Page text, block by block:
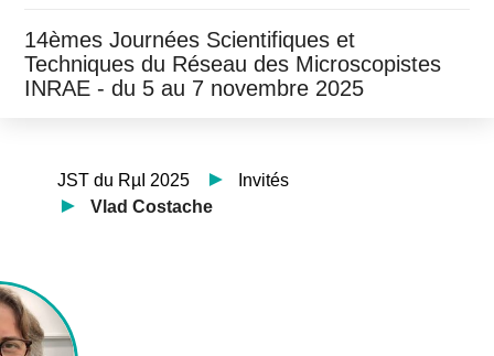
14èmes Journées Scientifiques et
Techniques du Réseau des Microscopistes
INRAE - du 5 au 7 novembre 2025
JST du RµI 2025
Invités
Vlad Costache